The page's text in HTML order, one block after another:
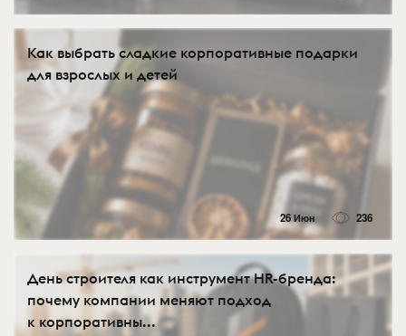
Как выбрать сладкие корпоративные подарки
для взрослых и детей
26 Июн 236
День строителя как инструмент HR-бренда:
почему компании меняют подход
к корпоративны...